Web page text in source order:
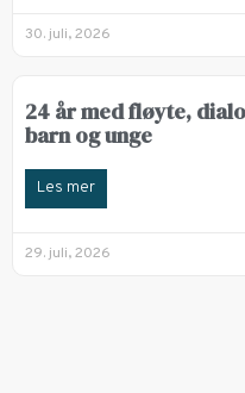
30. juli, 2026
24 år med fløyte,
barn og unge
Les mer
29. juli, 2026